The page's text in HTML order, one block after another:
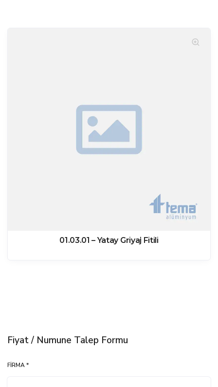
01.03.01 – Yatay Griyaj Fitili
Fiyat / Numune Talep Formu
FIRMA *